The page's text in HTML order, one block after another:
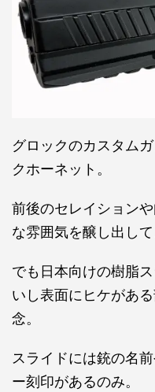
グロックのカスタム
クホーネット。
前後のセレイション
な雰囲気を醸し出して
でも日本向けの樹脂
いし表面にヒケがあ
念。
スライドには銃の名
ー刻印があるのみ。